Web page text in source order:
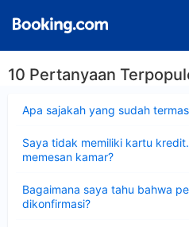
10 Pertanyaan
Apa sajakah yang sudah
Saya tidak memiliki kartu
memesan kamar?
Bagaimana saya tahu bahwa
dikonfirmasi?